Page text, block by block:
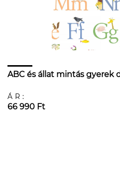
ABC és állat mintás gyerek
ÁR:
66 990 Ft